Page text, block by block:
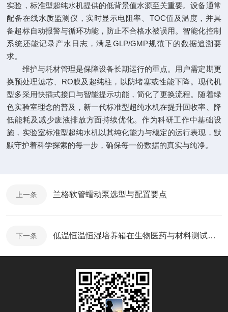
实验，标准型超纯水机提供的低背景值水源至关重要。设备通常
配备在线水质监测仪，实时显示电阻率、TOC值及温度，并具
备超标自动报警与循环功能，防止不合格水被误用。智能化控制
系统还能记录产水日志，满足GLP/GMP规范下的数据追溯要
求。
维护与耗材管理是保障设备长期运行的重点。用户需定期更
换预处理滤芯、RO膜及超纯柱，以防堵塞或性能下降。现代机
型多采用快插式接口与智能提示功能，简化了更换流程。随着绿
色实验室理念的普及，新一代标准型超纯水机在提升回收率、降
低能耗及减少废液排放方面持续优化。作为科研工作中基础设
施，实验室标准型超纯水机以其纯化能力与稳定的运行表现，默
默守护着科学探索的每一步，确保每一份数据的真实与纯净。
上一条 兰格软管蠕动泵选型与配置要点
下一条 低温恒温恒湿培养箱在生物医药与材料测试中的关键应用